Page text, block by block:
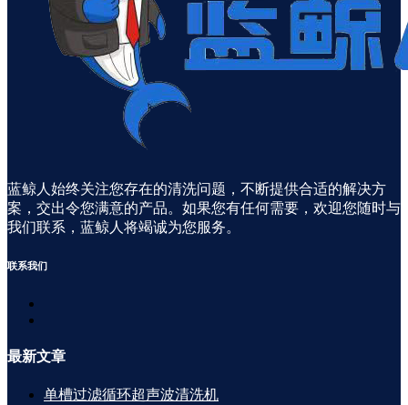
蓝鲸人始终关注您存在的清洗问题，不断提供合适的解决方
案，交出令您满意的产品。如果您有任何需要，欢迎您随时与
我们联系，蓝鲸人将竭诚为您服务。
联系我们
最新文章
单槽过滤循环超声波清洗机